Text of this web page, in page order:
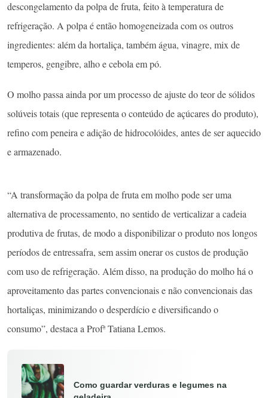
Segundo a Profa. Maria do Carmo, podem ser usadas frutas que
atendam ao padrão de identidade e qualidade previsto em
regulamento do Ministério da Agricultura, Pecuária e
Abastecimento (MAPA) e hortaliças não convencionais
caracterizadas também pelo MAPA.
O processo de produção do molho começa com o
ingredientes: além da hortaliça, também água, vinagre, mix de
temperos, gengibre, alho e cebola em pó.
O molho passa ainda por um processo de ajuste do teor de sólidos
solúveis totais (que representa o conteúdo de açúcares do produto),
refino com peneira e adição de hidrocolóides, antes de ser aquecido
e armazenado.
alternativa de processamento, no sentido de verticalizar a cadeia
produtiva de frutas, de modo a disponibilizar o produto nos longos